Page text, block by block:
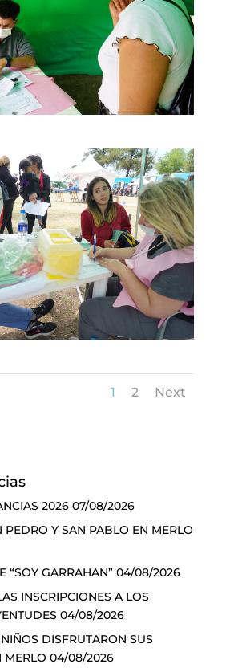
1 2 Next
2026 07/08/2026
PEDRO Y SAN PABLO EN MERLO
“SOY GARRAHAN” 04/08/2026
INSCRIPCIONES A LOS
04/08/2026
DISFRUTARON SUS
MERLO 04/08/2026